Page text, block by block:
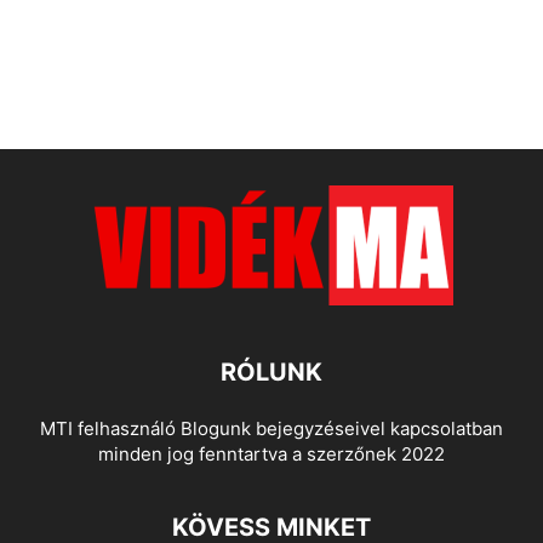
RÓLUNK
MTI felhasználó Blogunk bejegyzéseivel kapcsolatban
minden jog fenntartva a szerzőnek 2022
KÖVESS MINKET